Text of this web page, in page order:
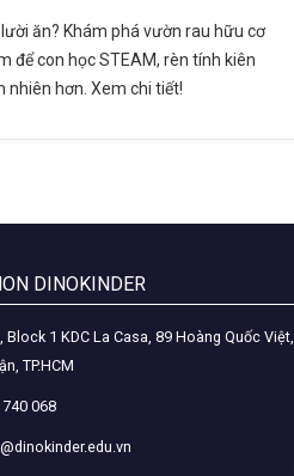
ăn? Khám phá vườn rau hữu cơ
để con học STEAM, rèn tính kiên
nhiên hơn. Xem chi tiết!
DINOKINDER
Block 1 KDC La Casa, 89 Hoàng Quốc Việt,
TP.HCM
068